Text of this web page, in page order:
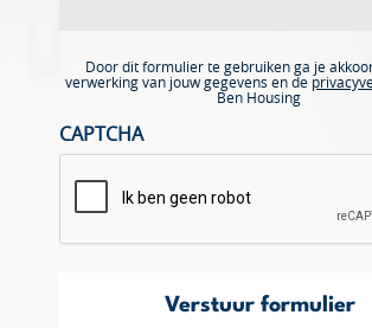
Door dit formulier te gebruiken ga je
verwerking van jouw gegevens en de
Ben Housing
CAPTCHA
Verstuur formulier